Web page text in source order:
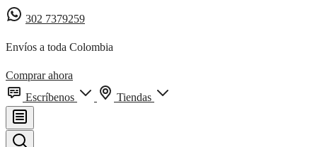
302 7379259
Envíos a toda Colombia
Comprar ahora
Escríbenos
Tiendas